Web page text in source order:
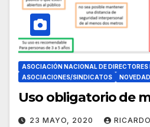
ASOCIACIÓN NACIONAL DE DIRECTORES
ASOCIACIONES/SINDICATOS
Uso obligatorio de
23 MAYO, 2020